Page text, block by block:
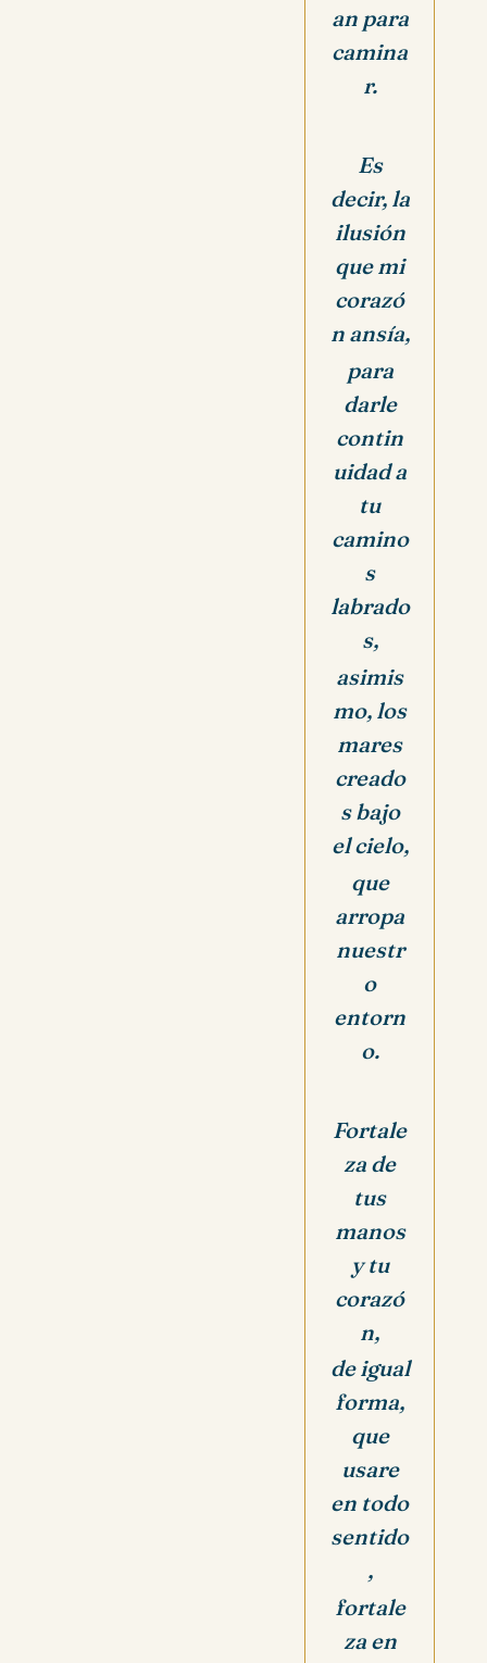
an para
camina
r.
Es
decir, la
ilusión
que mi
corazó
n ansía,
para
darle
contin
uidad a
tu
camino
s
labrado
s,
asimis
mo, los
mares
creado
s bajo
el cielo,
que
arropa
nuestr
o
entorn
o.
Fortale
za de
tus
manos
y tu
corazó
n,
de igual
forma,
que
usare
en todo
sentido
,
fortale
za en